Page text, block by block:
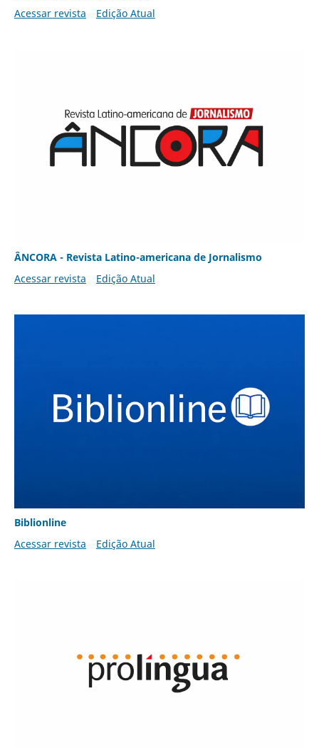
Acessar revista
Edição Atual
ÂNCORA - Revista Latino-americana de Jornalismo
Acessar revista
Edição Atual
Biblionline
Acessar revista
Edição Atual